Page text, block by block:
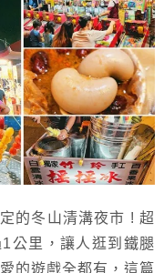
的冬山清溝夜市 ! 超
公里，讓人逛到鐵腿
的遊戲全都有，這篇